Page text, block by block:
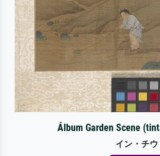
Álbum Garden Scene
イン・チウ